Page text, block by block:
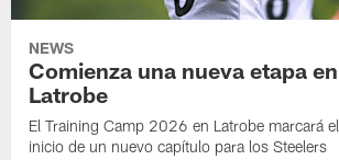
NEWS
Comienza una nueva etapa en
Latrobe
El Training Camp 2026 en Latrobe marcará el
inicio de un nuevo capítulo para los Steelers